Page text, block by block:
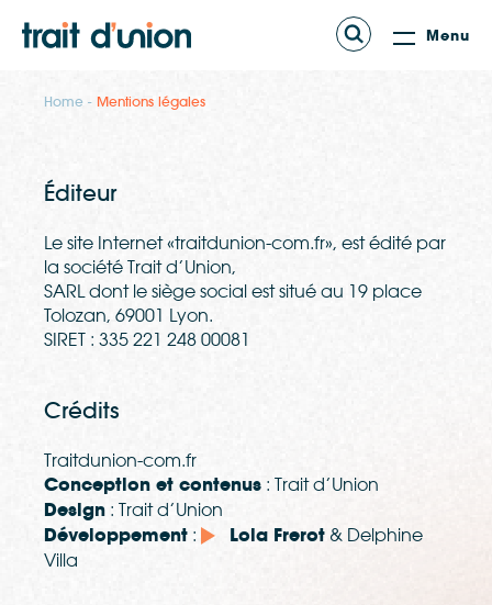
Menu
Home Mentions légales
Éditeur
Le site Internet «traitdunion-com.fr», est édité par
la société Trait d’Union,
SARL dont le siège social est situé au 19 place
Tolozan, 69001 Lyon.
SIRET : 335 221 248 00081
Crédits
Traitdunion-com.fr
Conception et contenus : Trait d’Union
Design : Trait d’Union
Développement : Lola Frerot & Delphine
Villa